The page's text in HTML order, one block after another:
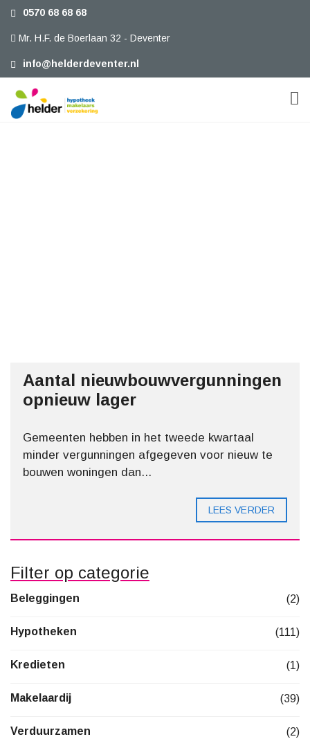
0570 68 68 68
Mr. H.F. de Boerlaan 32 - Deventer
info@helderdeventer.nl
Aantal nieuwbouwvergunningen
opnieuw lager
Gemeenten hebben in het tweede kwartaal
minder vergunningen afgegeven voor nieuw te
bouwen woningen dan...
LEES VERDER
Filter op categorie
Beleggingen (2)
Hypotheken (111)
Kredieten (1)
Makelaardij (39)
Verduurzamen (2)